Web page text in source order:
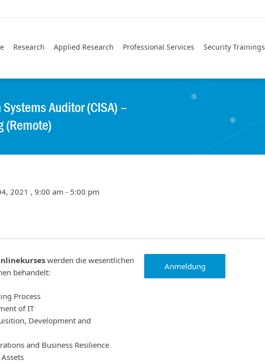
Research Applied Research Professional Services Security Trainings
Auditor (CISA) –
(Remote)
2021 , 9:00 am - 5:00 pm
werden die wesentlichen
behandelt:
Process
of IT
Development and
and Business Resilience
Anmeldung